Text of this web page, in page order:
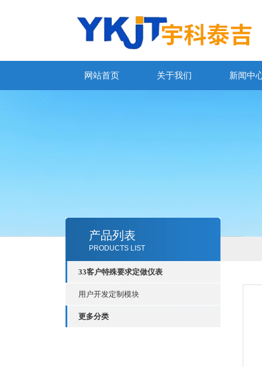
网站首页 关于我们 新闻中
产品列表
PRODUCTS LIST
33客户特殊要求定做仪表
用户开发定制模块
更多分类